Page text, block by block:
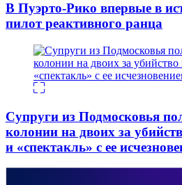
В Пуэрто-Рико впервые в
пилот реактивного ранца
Супруги из Подмосковья
колонии на двоих за
и «спектакль» с ее